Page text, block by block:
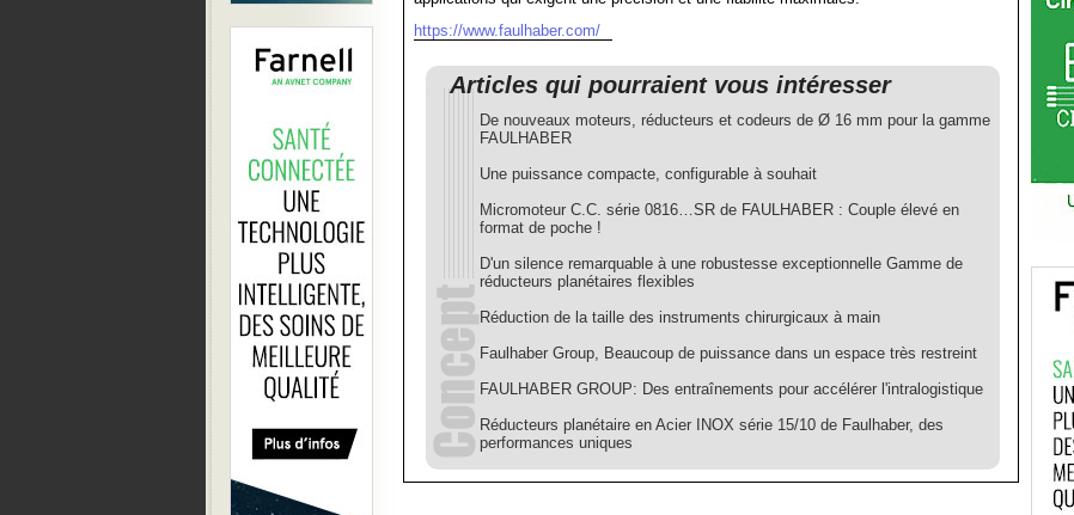
https://www.faulhaber.com/
Articles qui pourraient vous intéresser
De nouveaux moteurs, réducteurs et codeurs de Ø 16 mm pour la gamme
FAULHABER
Une puissance compacte, configurable à souhait
Micromoteur C.C. série 0816…SR de FAULHABER : Couple élevé en
format de poche !
D'un silence remarquable à une robustesse exceptionnelle Gamme de
réducteurs planétaires flexibles
Réduction de la taille des instruments chirurgicaux à main
Faulhaber Group, Beaucoup de puissance dans un espace très restreint
FAULHABER GROUP: Des entraînements pour accélérer l'intralogistique
Réducteurs planétaire en Acier INOX série 15/10 de Faulhaber, des
performances uniques